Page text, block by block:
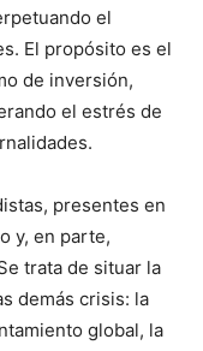
el
El propósito es el
de inversión,
el estrés de
presentes en
y, en parte,
trata de situar la
demás crisis: la
global, la